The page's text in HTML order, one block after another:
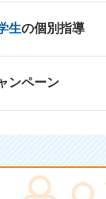
生の個別指導
ンペーン